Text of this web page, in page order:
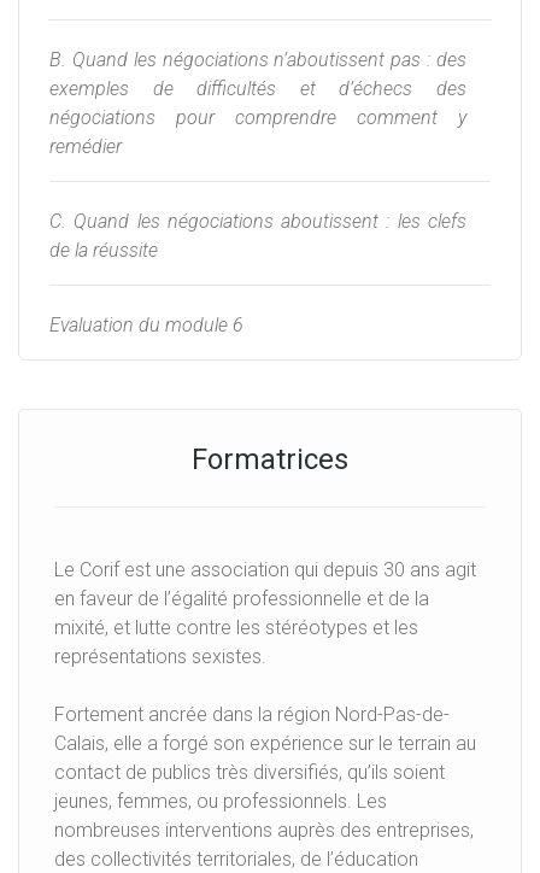
B. Quand les négociations n’aboutissent pas : des
exemples de difficultés et d’échecs des
négociations pour comprendre comment y
remédier
C. Quand les négociations aboutissent : les clefs
de la réussite
Evaluation du module 6
Formatrices
Le Corif est une association qui depuis 30 ans agit
en faveur de l’égalité professionnelle et de la
mixité, et lutte contre les stéréotypes et les
représentations sexistes.
Fortement ancrée dans la région Nord-Pas-de-
Calais, elle a forgé son expérience sur le terrain au
contact de publics très diversifiés, qu’ils soient
jeunes, femmes, ou professionnels. Les
nombreuses interventions auprès des entreprises,
des collectivités territoriales, de l’éducation